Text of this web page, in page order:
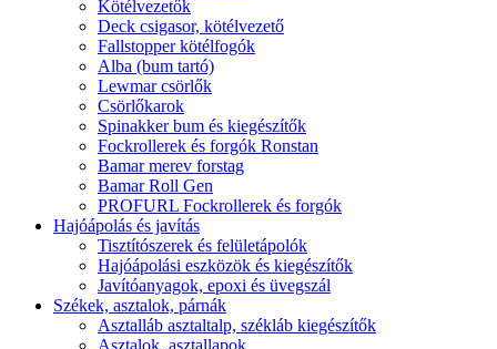
Kötélvezetők
Deck csigasor, kötélvezető
Fallstopper kötélfogók
Alba (bum tartó)
Lewmar csörlők
Csörlőkarok
Spinakker bum és kiegészítők
Fockrollerek és forgók Ronstan
Bamar merev forstag
Bamar Roll Gen
PROFURL Fockrollerek és forgók
Hajóápolás és javítás
Tisztítószerek és felületápolók
Hajóápolási eszközök és kiegészítők
Javítóanyagok, epoxi és üvegszál
Székek, asztalok, párnák
Asztalláb asztaltalp, székláb kiegészítők
Asztalok, asztallapok